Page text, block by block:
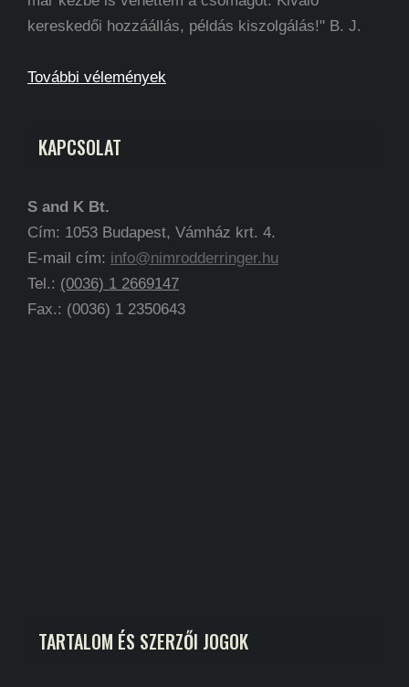
kereskedői hozzáállás, példás kiszolgálás!" B. J.
További vélemények
KAPCSOLAT
S and K Bt.
Cím: 1053 Budapest, Vámház krt. 4.
E-mail cím: info@nimrodderringer.hu
Tel.: (0036) 1 2669147
Fax.: (0036) 1 2350643
TARTALOM ÉS SZERZŐI JOGOK